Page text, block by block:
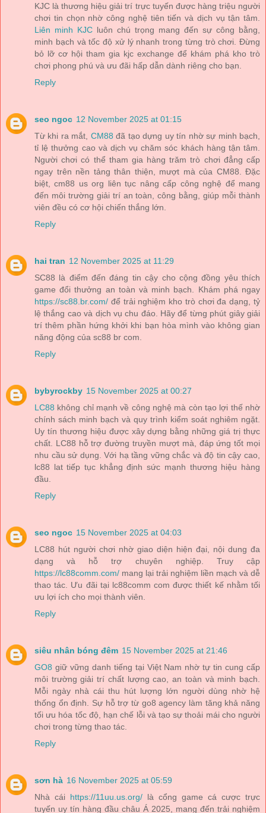
KJC là thương hiệu giải trí trực tuyến được hàng triệu người
chơi tin chọn nhờ công nghệ tiên tiến và dịch vụ tận tâm.
Liên minh KJC luôn chú trọng mang đến sự công bằng,
minh bạch và tốc độ xử lý nhanh trong từng trò chơi. Đừng
bỏ lỡ cơ hội tham gia kjc exchange để khám phá kho trò
chơi phong phú và ưu đãi hấp dẫn dành riêng cho bạn.
Reply
seo ngoc 12 November 2025 at 01:15
Từ khi ra mắt, CM88 đã tạo dựng uy tín nhờ sự minh bạch,
tỉ lệ thưởng cao và dịch vụ chăm sóc khách hàng tận tâm.
Người chơi có thể tham gia hàng trăm trò chơi đẳng cấp
ngay trên nền tảng thân thiện, mượt mà của CM88. Đặc
biệt, cm88 us org liên tục nâng cấp công nghệ để mang
đến môi trường giải trí an toàn, công bằng, giúp mỗi thành
viên đều có cơ hội chiến thắng lớn.
Reply
hai tran 12 November 2025 at 11:29
SC88 là điểm đến đáng tin cậy cho cộng đồng yêu thích
game đổi thưởng an toàn và minh bạch. Khám phá ngay
https://sc88.br.com/ để trải nghiệm kho trò chơi đa dạng, tỷ
lệ thắng cao và dịch vụ chu đáo. Hãy để từng phút giây giải
trí thêm phần hứng khởi khi bạn hòa mình vào không gian
năng động của sc88 br com.
Reply
bybyrockby 15 November 2025 at 00:27
LC88 không chỉ mạnh về công nghệ mà còn tạo lợi thế nhờ
chính sách minh bạch và quy trình kiểm soát nghiêm ngặt.
Uy tín thương hiệu được xây dựng bằng những giá trị thực
chất. LC88 hỗ trợ đường truyền mượt mà, đáp ứng tốt mọi
nhu cầu sử dụng. Với hạ tầng vững chắc và độ tin cậy cao,
lc88 lat tiếp tục khẳng định sức mạnh thương hiệu hàng
đầu.
Reply
seo ngoc 15 November 2025 at 04:03
LC88 hút người chơi nhờ giao diện hiện đại, nội dung đa
dạng và hỗ trợ chuyên nghiệp. Truy cập
https://lc88comm.com/ mang lại trải nghiệm liền mạch và dễ
thao tác. Ưu đãi tại lc88comm com được thiết kế nhằm tối
ưu lợi ích cho mọi thành viên.
Reply
siêu nhân bóng đêm 15 November 2025 at 21:46
GO8 giữ vững danh tiếng tại Việt Nam nhờ tự tin cung cấp
môi trường giải trí chất lượng cao, an toàn và minh bạch.
Mỗi ngày nhà cái thu hút lượng lớn người dùng nhờ hệ
thống ổn định. Sự hỗ trợ từ go8 agency làm tăng khả năng
tối ưu hóa tốc độ, hạn chế lỗi và tạo sự thoải mái cho người
chơi trong từng thao tác.
Reply
sơn hà 16 November 2025 at 05:59
Nhà cái https://11uu.us.org/ là cổng game cá cược trực
tuyến uy tín hàng đầu châu Á 2025, mang đến trải nghiệm